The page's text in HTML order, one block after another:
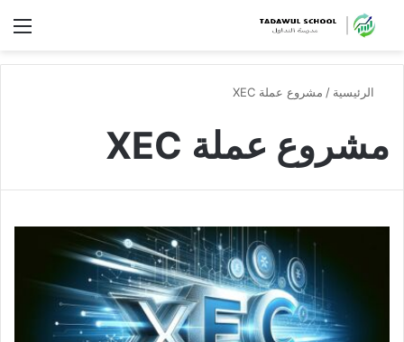
الرئيسية / مشروع عملة XEC
مشروع عملة XEC